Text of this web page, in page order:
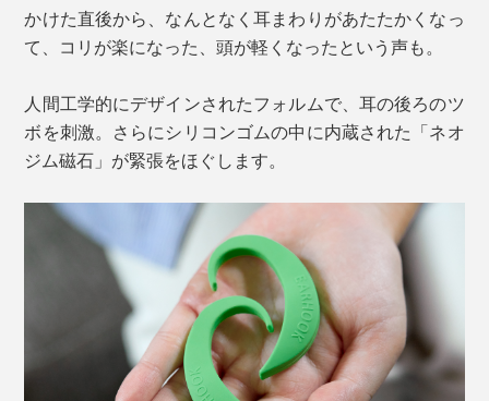
かけた直後から、なんとなく耳まわりがあたたかくなっ
て、コリが楽になった、頭が軽くなったという声も。
人間工学的にデザインされたフォルムで、耳の後ろのツ
ボを刺激。さらにシリコンゴムの中に内蔵された「ネオ
ジム磁石」が緊張をほぐします。